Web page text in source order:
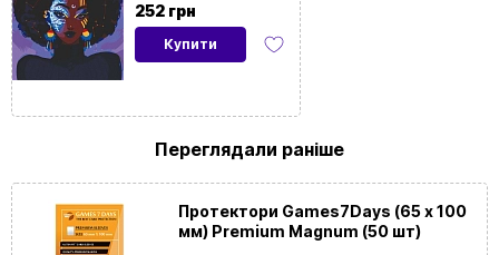
252 грн
Купити
Переглядали раніше
Протектори Games7Days (65 x 100
мм) Premium Magnum (50 шт)